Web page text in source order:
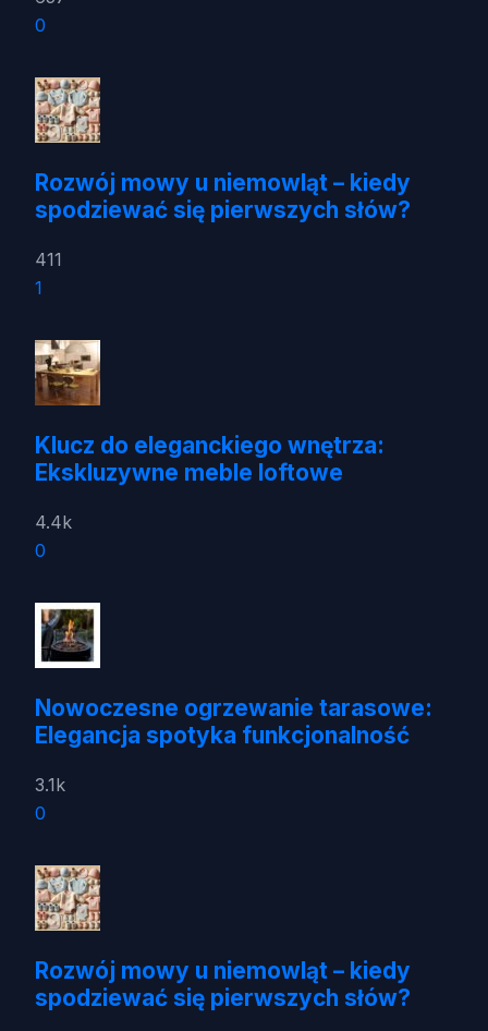
0
Rozwój mowy u niemowląt – kiedy
spodziewać się pierwszych słów?
411
1
Klucz do eleganckiego wnętrza:
Ekskluzywne meble loftowe
4.4k
0
Nowoczesne ogrzewanie tarasowe:
Elegancja spotyka funkcjonalność
3.1k
0
Rozwój mowy u niemowląt – kiedy
spodziewać się pierwszych słów?